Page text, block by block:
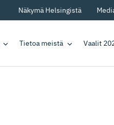
Näkymä Helsingistä
Tietoa meistä Vaalit